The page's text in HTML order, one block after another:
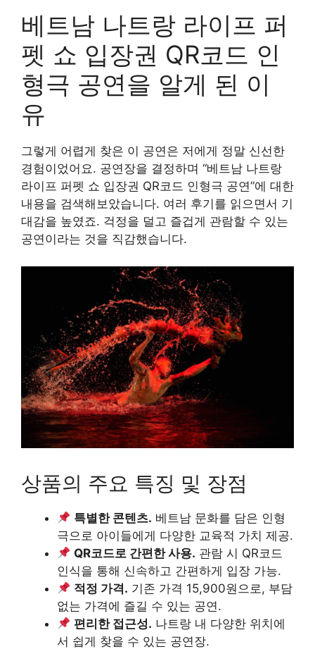
베트남 나트랑 라이프 퍼
펫 쇼 입장권 QR코드 인
형극 공연을 알게 된 이
유
그렇게 어렵게 찾은 이 공연은 저에게 정말 신선한
경험이었어요. 공연장을 결정하며 “베트남 나트랑
라이프 퍼펫 쇼 입장권 QR코드 인형극 공연”에 대한
내용을 검색해보았습니다. 여러 후기를 읽으면서 기
대감을 높였죠. 걱정을 덜고 즐겁게 관람할 수 있는
공연이라는 것을 직감했습니다.
상품의 주요 특징 및 장점
특별한 콘텐츠. 베트남 문화를 담은 인형
극으로 아이들에게 다양한 교육적 가치 제공.
QR코드로 간편한 사용. 관람 시 QR코드
인식을 통해 신속하고 간편하게 입장 가능.
적정 가격. 기존 가격 15,900원으로, 부담
없는 가격에 즐길 수 있는 공연.
편리한 접근성. 나트랑 내 다양한 위치에
서 쉽게 찾을 수 있는 공연장.